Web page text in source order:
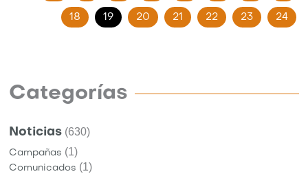
Categorías
Noticias (630)
Campañas (1)
Comunicados (1)
18 19 20 21 22 23 24